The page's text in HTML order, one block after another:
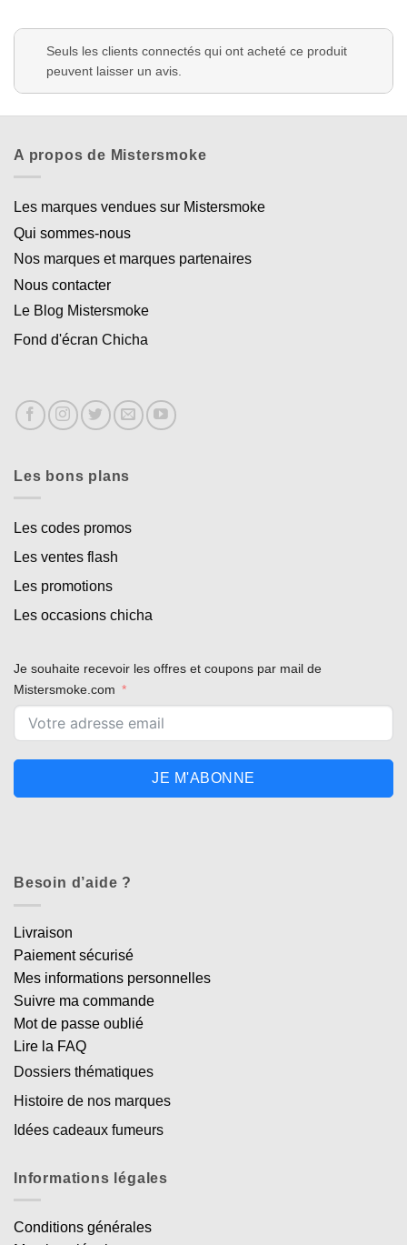
Seuls les clients connectés qui ont acheté ce produit
peuvent laisser un avis.
A propos de Mistersmoke
Les marques vendues sur Mistersmoke
Qui sommes-nous
Nos marques et marques partenaires
Nous contacter
Le Blog Mistersmoke
Fond d'écran Chicha
Les bons plans
Les codes promos
Les ventes flash
Les promotions
Les occasions chicha
Je souhaite recevoir les offres et coupons par mail de
Mistersmoke.com
JE M'ABONNE
Besoin d’aide ?
Livraison
Paiement sécurisé
Mes informations personnelles
Suivre ma commande
Mot de passe oublié
Lire la FAQ
Dossiers thématiques
Histoire de nos marques
Idées cadeaux fumeurs
Informations légales
Conditions générales